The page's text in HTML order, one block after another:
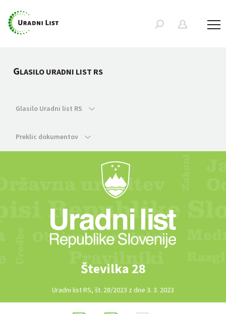
GLASILO URADNI LIST RS
Glasilo Uradni list RS
Preklic dokumentov
Številka 28
Uradni list RS, št. 28/2023 z dne 3. 3. 2023